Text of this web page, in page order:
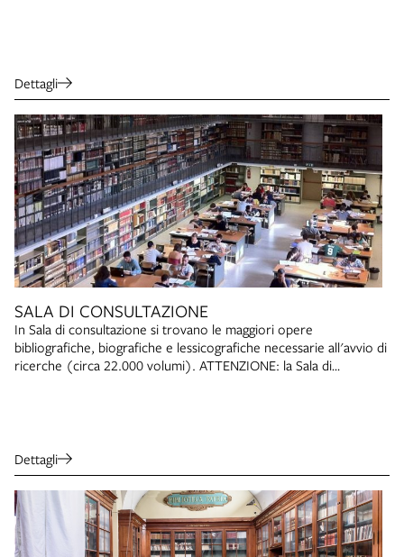
Dettagli
SALA DI CONSULTAZIONE
In Sala di consultazione si trovano le maggiori opere
bibliografiche, biografiche e lessicografiche necessarie all'avvio di
ricerche (circa 22.000 volumi). ATTENZIONE: la Sala di
Dettagli